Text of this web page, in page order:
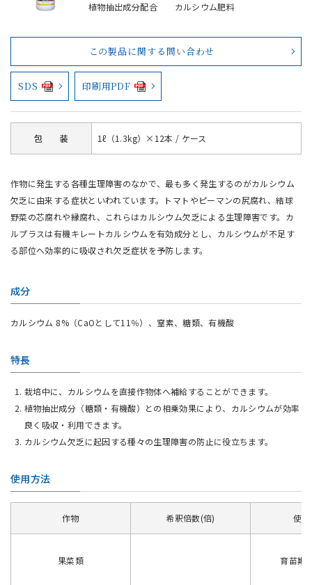
植物抽出成分配合 カルシウム肥料
この製品に関する問い合わせ
SDS 印刷用PDF
包 装 1ℓ（1.3kg）×12本 / ケース
作物に発生する各種生理障害のなかで、最も多く発生するのがカルシウム
欠乏に由来する症状といわれています。トマトやピーマンの尻腐れ、結球
野菜の芯腐れや縁腐れ、これらはカルシウム欠乏による生理障害です。カ
ルプラスは有機キレートカルシウムを有効成分とし、カルシウムが不足す
る部位へ効率的に吸収され欠乏症状を予防します。
成分
カルシウム 8%（CaOとして11％）、窒素、糖類、有機酸
特長
栽培中に、カルシウムを直接作物体へ補給することができます。
植物抽出成分（糖類・有機酸）との相乗効果により、カルシウムが効率
良く吸収・利用できます。
カルシウム欠乏に起因する種々の生理障害の防止に役立ちます。
使用方法
作物 希釈倍数(倍) 使
果菜類 育苗期